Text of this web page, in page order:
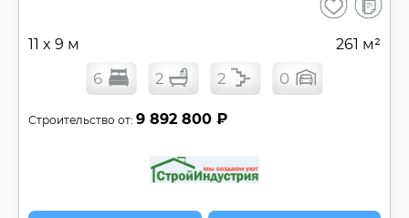
Сохранить
11 x 9 м 261 м²
6 2 2 0
Строительство от: 9 892 800 ₽